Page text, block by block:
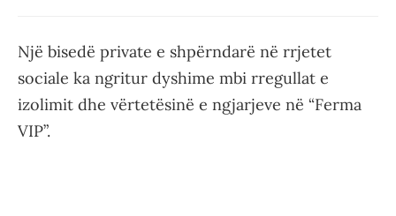
Një bisedë private e shpërndarë në rrjetet
sociale ka ngritur dyshime mbi rregullat e
izolimit dhe vërtetësinë e ngjarjeve në “Ferma
VIP”.